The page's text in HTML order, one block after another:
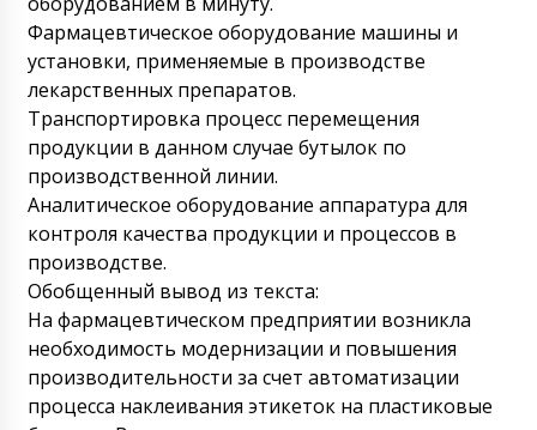
Фармацевтическое оборудование машины и
установки, применяемые в производстве
лекарственных препаратов.
Транспортировка процесс перемещения
продукции в данном случае бутылок по
производственной линии.
Аналитическое оборудование аппаратура для
контроля качества продукции и процессов в
производстве.
Обобщенный вывод из текста:
На фармацевтическом предприятии возникла
необходимость модернизации и повышения
производительности за счет автоматизации
процесса наклеивания этикеток на пластиковые